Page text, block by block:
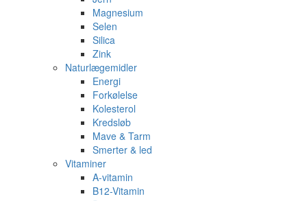
Magnesium
Selen
Silica
Zink
Naturlægemidler
Energi
Forkølelse
Kolesterol
Kredsløb
Mave & Tarm
Smerter & led
Vitaminer
A-vitamin
B12-Vitamin